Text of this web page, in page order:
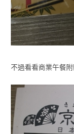
不過看看商業午餐